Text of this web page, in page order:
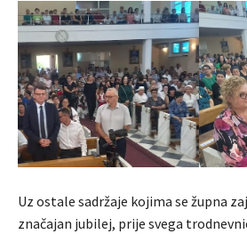
Uz ostale sadržaje kojima se župna
značajan jubilej, prije svega